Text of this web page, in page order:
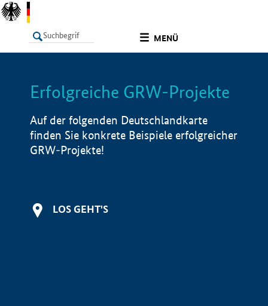
MENÜ
LISTE Info
Erfolgreiche GRW-Projekte
Auf der folgenden Deutschlandkarte
finden Sie konkrete Beispiele erfolgreicher
GRW-Projekte!
LOS GEHT'S